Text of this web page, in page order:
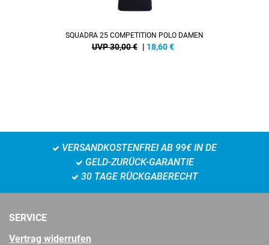
SQUADRA 25 COMPETITION POLO DAMEN
UVP 30,00 € | 18,60€
VERSANDKOSTENFREI AB 99€ IN DE
GELD-ZURÜCK-GARANTIE
30 TAGE RÜCKGABERECHT
SERVICE
Vertrag widerrufen